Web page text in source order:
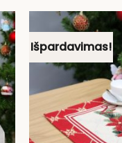
Išpardavimas!